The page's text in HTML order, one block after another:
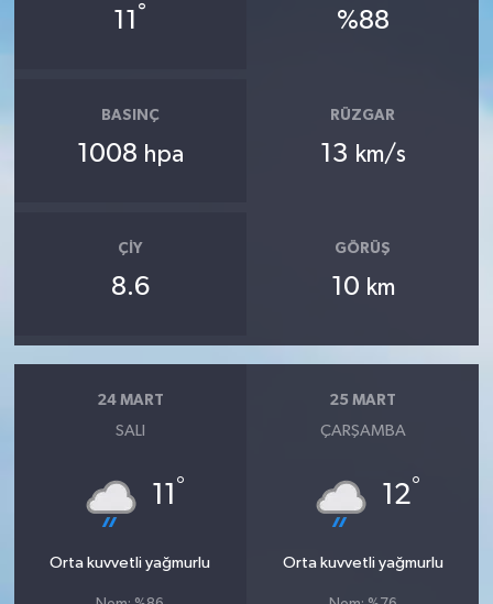
11 ° %88
BASINÇ
1008 hpa
RÜZGAR
13 km/s
ÇIY
8.6
GÖRÜŞ
10 km
24 MART
SALI
11 °
Orta kuvvetli yağmurlu
25 MART
ÇARŞAMBA
12°
Orta kuvvetli yağmurlu